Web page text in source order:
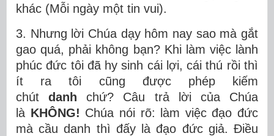
khác (Mỗi ngày một tin vui).
3. Nhưng lời Chúa dạy hôm nay sao mà gắt
gao quá, phải không bạn? Khi làm việc lành
phúc đức tôi đã hy sinh cái lợi, cái thú rồi thì
ít ra tôi cũng được phép kiếm
chútdanhchứ? Câu trả lời của Chúa
là KHÔNG! Chúa nói rõ: làm việc đạo đức
mà cầu danh thì đấy là đạo đức giả. Điều